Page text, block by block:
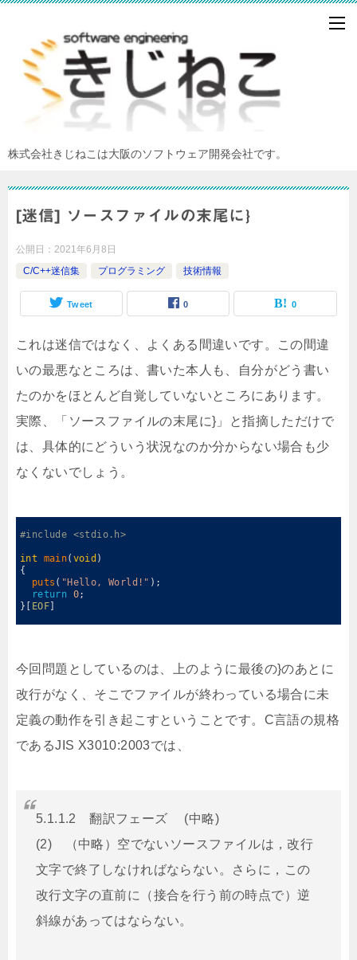
株式会社きじねこは大阪のソフトウェア開発会社です。
[迷信] ソースファイルの末尾に}
公開日： 2021年6月8日
C/C++迷信集
プログラミング 技術情報
Tweet 0 0
これは迷信ではなく、よくある間違いです。この間違
いの最悪なところは、書いた本人も、自分がどう書い
たのかをほとんど自覚していないところにあります。
実際、「ソースファイルの末尾に}」と指摘しただけで
は、具体的にどういう状況なのか分からない場合も少
なくないでしょう。
#include <stdio.h>
int main( void )
{
puts ( "Hello, World!" ) ;
return
0;
} [ EOF]
今回問題としているのは、上のように最後の}のあとに
改行がなく、そこでファイルが終わっている場合に未
定義の動作を引き起こすということです。C言語の規格
であるJIS X3010:2003では、
5.1.1.2 翻訳フェーズ (中略)
(2) （中略）空でないソースファイルは，改行
文字で終了しなければならない。さらに，この
改行文字の直前に（接合を行う前の時点で）逆
斜線があってはならない。